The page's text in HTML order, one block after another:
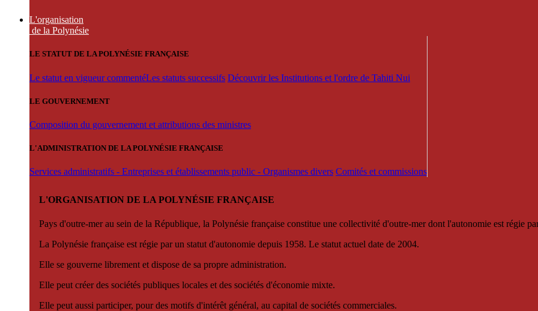
L'organisation
de la Polynésie
LE STATUT DE LA POLYNÉSIE FRANÇAISE
Le statut en vigueur commentéLes statuts successifs Découvrir les Institutions et l'ordre de Tahiti Nui
LE GOUVERNEMENT
Composition du gouvernement et attributions des ministres
L'ADMINISTRATION DE LA POLYNÉSIE FRANÇAISE
Services administratifs - Entreprises et établissements public - Organismes divers Comités et commissions
L'ORGANISATION DE LA POLYNÉSIE FRANÇAISE
Pays d'outre-mer au sein de la République, la Polynésie française constitue une collectivité d'outre-mer dont l'autonomie est régie
La Polynésie française est régie par un statut d'autonomie depuis 1958. Le statut actuel date de 2004.
Elle se gouverne librement et dispose de sa propre administration.
Elle peut créer des sociétés publiques locales et des sociétés d'économie mixte.
Elle peut aussi participer, pour des motifs d'intérêt général, au capital de sociétés commerciales.